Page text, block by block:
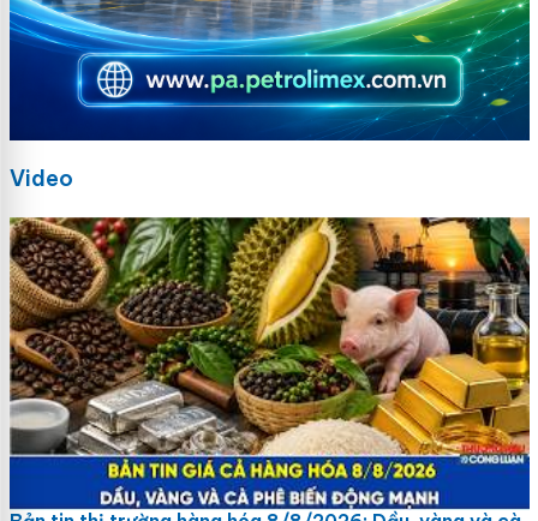
Video